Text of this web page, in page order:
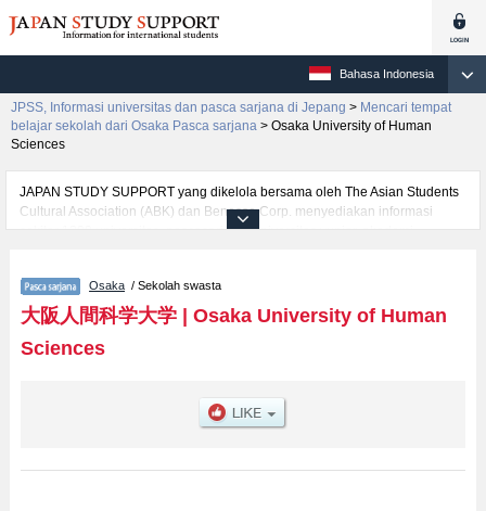
Bahasa Indonesia
JPSS, Informasi universitas dan pasca sarjana di Jepang > Mencari tempat
belajar sekolah dari Osaka Pasca sarjana > Osaka University of Human
Sciences
JAPAN STUDY SUPPORT yang dikelola bersama oleh The Asian Students
Cultural Association (ABK) dan Benesse Corp. menyediakan informasi
sekitar 1300 universitas, pascasarjana, universitas yunior, akademi
mencakup informasi per jurusan riset seperti %% research %%, serta
berbagai informasi yang berguna bagi mahasiswa(i) mancanegara seperti
kuota untuk jumlah pendaftar dan jumlah kelulusan ujian masuk
mahasiswa(i) mancanegara, informasi mengenai ujian masuk, prasarana
Osaka / Sekolah swasta
大阪人間科学大学| Osaka University of Human
Sciences